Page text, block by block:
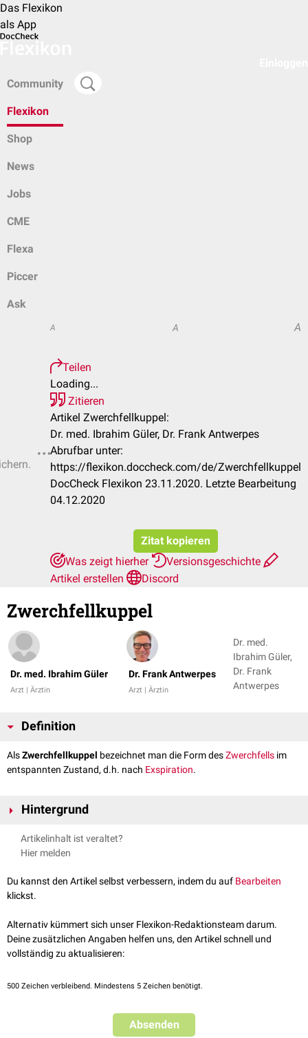
Das Flexikon
als App
Community
Flexikon
Shop
News
Jobs
CME
Flexa
Piccer
Ask
A A A
Teilen
Loading...
Zitieren
Artikel Zwerchfellkuppel:
Dr. med. Ibrahim Güler, Dr. Frank Antwerpes
Abrufbar unter:
https://flexikon.doccheck.com/de/Zwerchfellkuppel
DocCheck Flexikon 23.11.2020. Letzte Bearbeitung
04.12.2020
Zitat kopieren
Was zeigt hierher
Versionsgeschichte
Artikel erstellen
Discord
Zwerchfellkuppel
Dr. med. Ibrahim Güler
Arzt | Ärztin
Dr. Frank Antwerpes
Arzt | Ärztin
Dr. med.
Ibrahim Güler,
Dr. Frank
Antwerpes
Definition
AlsZwerchfellkuppel bezeichnet man die Form desZwerchfells im
entspannten Zustand, d.h. nach Exspiration.
Hintergrund
Die Zwerchfellkuppel dient in der
Abdomen
höher als die linke. Eine veränderte Form bzw. Lage der Zwerchfellkuppel
kann auf diverse pathologische Veränderungen hindeuten.
Zwerchfellhochstand
oder Zwerchfelltiefstand .
Artikelinhalt ist veraltet?
Hier melden
Du kannst den Artikel selbst verbessern, indem du auf Bearbeiten
klickst.
Alternativ kümmert sich unser Flexikon-Redaktionsteam darum.
Deine zusätzlichen Angaben helfen uns, den Artikel schnell und
vollständig zu aktualisieren:
500 Zeichen verbleibend. Mindestens 5 Zeichen benötigt.
Absenden